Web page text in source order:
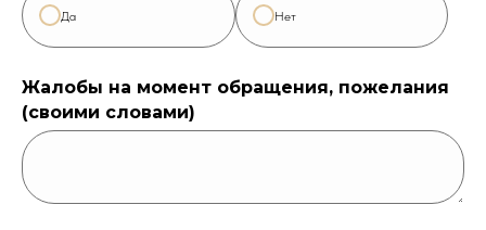
Позвонить
Главная
Да Нет
Жалобы на момент обращения, пожелания
(своими словами)